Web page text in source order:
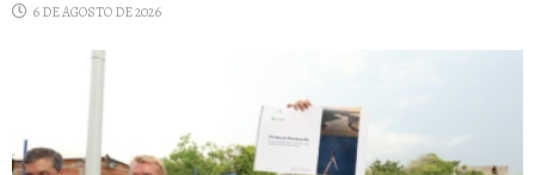
6 DE AGOSTO DE 2026